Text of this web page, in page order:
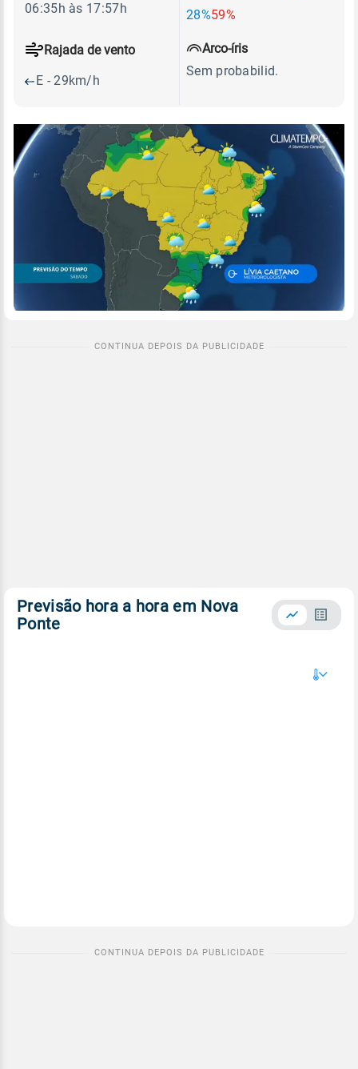
28%59%
Rajada de vento
E - 29km/h
06:35h às 17:57h
Arco-íris
Sem probabilid.
Previsão hora a hora em Nova
Ponte